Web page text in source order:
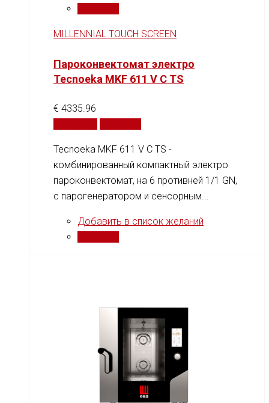
MILLENNIAL TOUCH SCREEN
Пароконвектомат электро
Tecnoeka MKF 611 V C TS
€ 4335.96
Tecnoeka MKF 611 V C TS -
комбинированный компактный электро
пароконвектомат, на 6 противней 1/1 GN,
c парогенератором и сенсорным...
Добавить в список желаний